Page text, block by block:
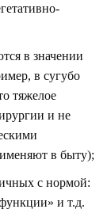
в значении
в сугубо
тяжелое
и не
в быту);
с нормой:
и т.д.